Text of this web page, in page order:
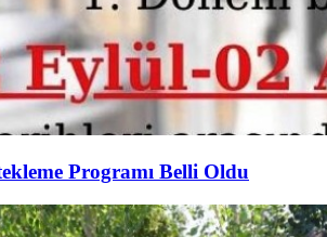
Programı Belli Oldu